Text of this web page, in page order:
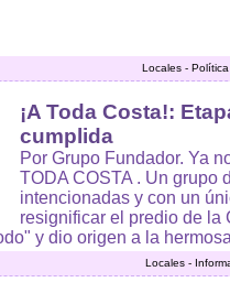
Locales -
¡A Toda Costa!:
cumplida
Por Grupo Fundador. Ya
TODA COSTA . Un grupo
intencionadas y con un
resignificar el predio de la
y dio origen a la
Locales -